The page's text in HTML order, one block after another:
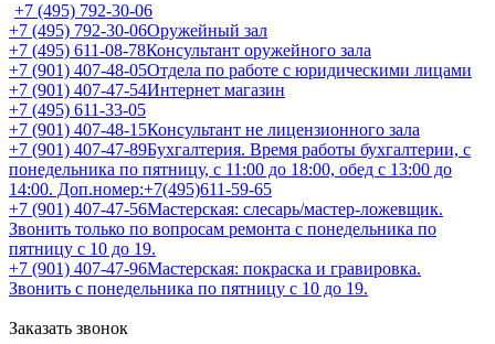
+7 (495) 792-30-06
+7 (495) 792-30-06Оружейный зал
+7 (495) 611-08-78Консультант оружейного зала
+7 (901) 407-48-05Отдела по работе с юридическими лицами
+7 (901) 407-47-54Интернет магазин
+7 (495) 611-33-05
+7 (901) 407-48-15Консультант не лицензионного зала
+7 (901) 407-47-89Бухгалтерия. Время работы бухгалтерии, с
понедельника по пятницу, с 11:00 до 18:00, обед с 13:00 до
14:00. Доп.номер:+7(495)611-59-65
+7 (901) 407-47-56Мастерская: слесарь/мастер-ложевщик.
Звонить только по вопросам ремонта с понедельника по
пятницу с 10 до 19.
+7 (901) 407-47-96Мастерская: покраска и гравировка.
Звонить с понедельника по пятницу с 10 до 19.
Заказать звонок